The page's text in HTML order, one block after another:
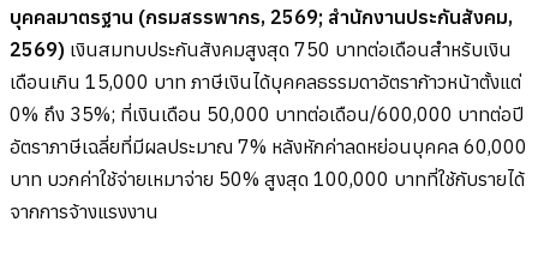
บุคคลมาตรฐาน (กรมสรรพากร, 2569; สำนักงานประกันสังคม,
2569) เงินสมทบประกันสังคมสูงสุด 750 บาทต่อเดือนสำหรับเงิน
เดือนเกิน 15,000 บาท ภาษีเงินได้บุคคลธรรมดาอัตราก้าวหน้าตั้งแต่
0% ถึง 35%; ที่เงินเดือน 50,000 บาทต่อเดือน/600,000 บาทต่อปี
อัตราภาษีเฉลี่ยที่มีผลประมาณ 7% หลังหักค่าลดหย่อนบุคคล 60,000
บาท บวกค่าใช้จ่ายเหมาจ่าย 50% สูงสุด 100,000 บาทที่ใช้กับรายได้
จากการจ้างแรงงาน